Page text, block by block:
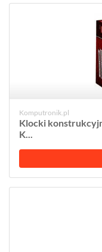
Komputronik.pl
Klocki
K...